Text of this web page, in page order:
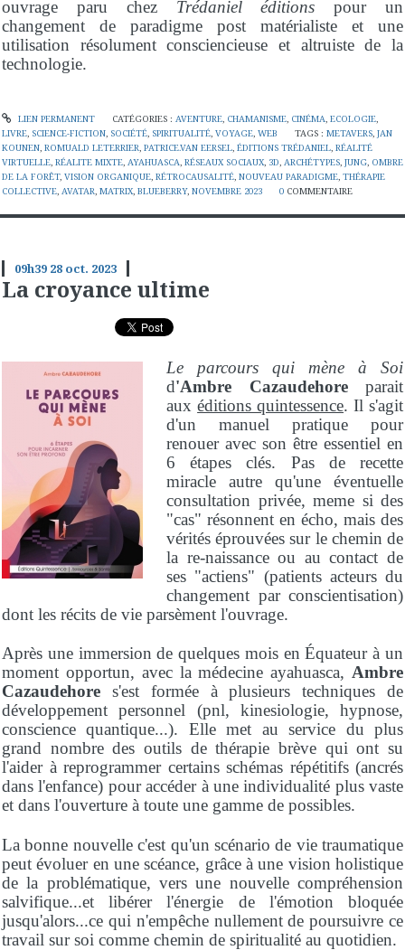
ouvrage paru chezTrédaniel éditions pour un
changement de paradigme post matérialiste et une
utilisation résolument consciencieuse et altruiste de la
technologie.
LIEN PERMANENT CATÉGORIES : AVENTURE, CHAMANISME, CINÉMA, ECOLOGIE,
LIVRE, SCIENCE-FICTION, SOCIÉTÉ, SPIRITUALITÉ, VOYAGE, WEB TAGS :METAVERS,JAN
KOUNEN, ROMUALD LETERRIER, PATRICE.VAN EERSEL, ÉDITIONS TRÉDANIEL, RÉALITÉ
VIRTUELLE, RÉALITE MIXTE, AYAHUASCA, RÉSEAUX SOCIAUX, 3D, ARCHÉTYPES, JUNG, OMBRE
DE LA FORÊT, VISION ORGANIQUE, RÉTROCAUSALITÉ, NOUVEAU PARADIGME, THÉRAPIE
COLLECTIVE, AVATAR, MATRIX, BLUEBERRY, NOVEMBRE 2023 0 COMMENTAIRE
09h39 28 oct. 2023
La croyance ultime
Le parcours qui mène à Soi
d'Ambre Cazaudehoreparait
auxéditions quintessence. Il s'agit
d'un manuel pratique pour
renouer avec son être essentiel en
6 étapes clés. Pas de recette
miracle autre qu'une éventuelle
consultation privée, meme si des
"cas" résonnent en écho, mais des
vérités éprouvées sur le chemin de
la re-naissance ou au contact de
ses "actiens" (patients acteurs du
changement par conscientisation)
dont les récits de vie parsèment l'ouvrage.
Après une immersion de quelques mois en Équateur à un
moment opportun, avec la médecine ayahuasca, Ambre
Cazaudehore s'est formée à plusieurs techniques de
développement personnel (pnl, kinesiologie, hypnose,
conscience quantique...). Elle met au service du plus
grand nombre des outils de thérapie brève qui ont su
l'aider à reprogrammer certains schémas répétitifs (ancrés
dans l'enfance) pour accéder à une individualité plus vaste
et dans l'ouverture à toute une gamme de possibles.
La bonne nouvelle c'est qu'un scénario de vie traumatique
peut évoluer en une scéance, grâce à une vision holistique
de la problématique, vers une nouvelle compréhension
salvifique...et libérer l'énergie de l'émotion bloquée
jusqu'alors...ce qui n'empêche nullement de poursuivre ce
travail sur soi comme chemin de spiritualité au quotidien.